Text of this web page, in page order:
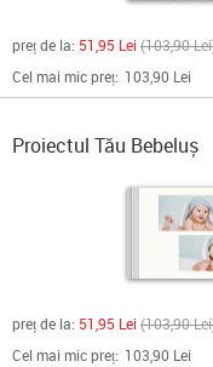
preț de la: 51,95 Lei 103,90 Lei
Cel mai mic preț: 103,90 Lei
Proiectul Tău Bebeluș
preț de la: 51,95 Lei 103,90 Lei
Cel mai mic preț: 103,90 Lei